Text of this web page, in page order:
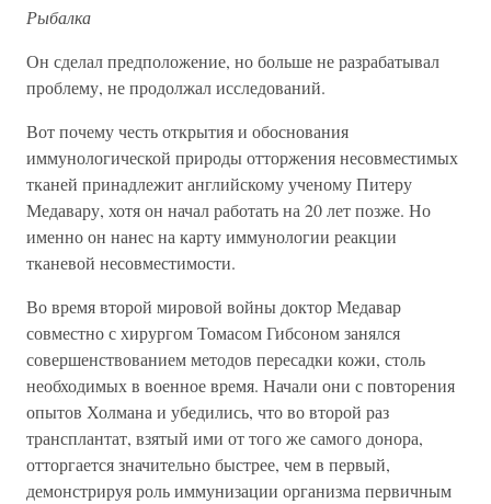
Рыбалка
Он сделал предположение, но больше не разрабатывал
проблему, не продолжал исследований.
Вот почему честь открытия и обоснования
иммунологической природы отторжения несовместимых
тканей принадлежит английскому ученому Питеру
Медавару, хотя он начал работать на 20 лет позже. Но
именно он нанес на карту иммунологии реакции
тканевой несовместимости.
Во время второй мировой войны доктор Медавар
совместно с хирургом Томасом Гибсоном занялся
совершенствованием методов пересадки кожи, столь
необходимых в военное время. Начали они с повторения
опытов Холмана и убедились, что во второй раз
трансплантат, взятый ими от того же самого донора,
отторгается значительно быстрее, чем в первый,
демонстрируя роль иммунизации организма первичным